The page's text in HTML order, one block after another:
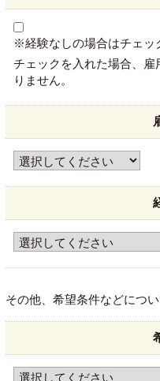
※経験なしの場合はチェッ
チェックを入れた場合、
りません。
その他、希望条件などにつ